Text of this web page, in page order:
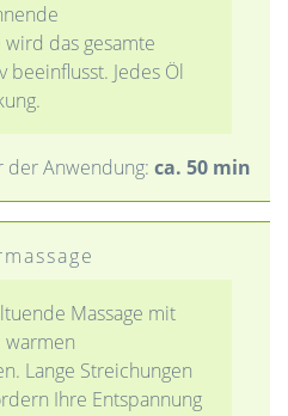
wird das gesamte
Jedes Öl
der Anwendung: ca. 50 min
Massage mit
Lange Streichungen
Ihre Entspannung